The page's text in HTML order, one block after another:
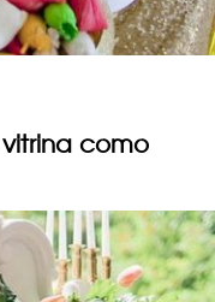
vitrina como